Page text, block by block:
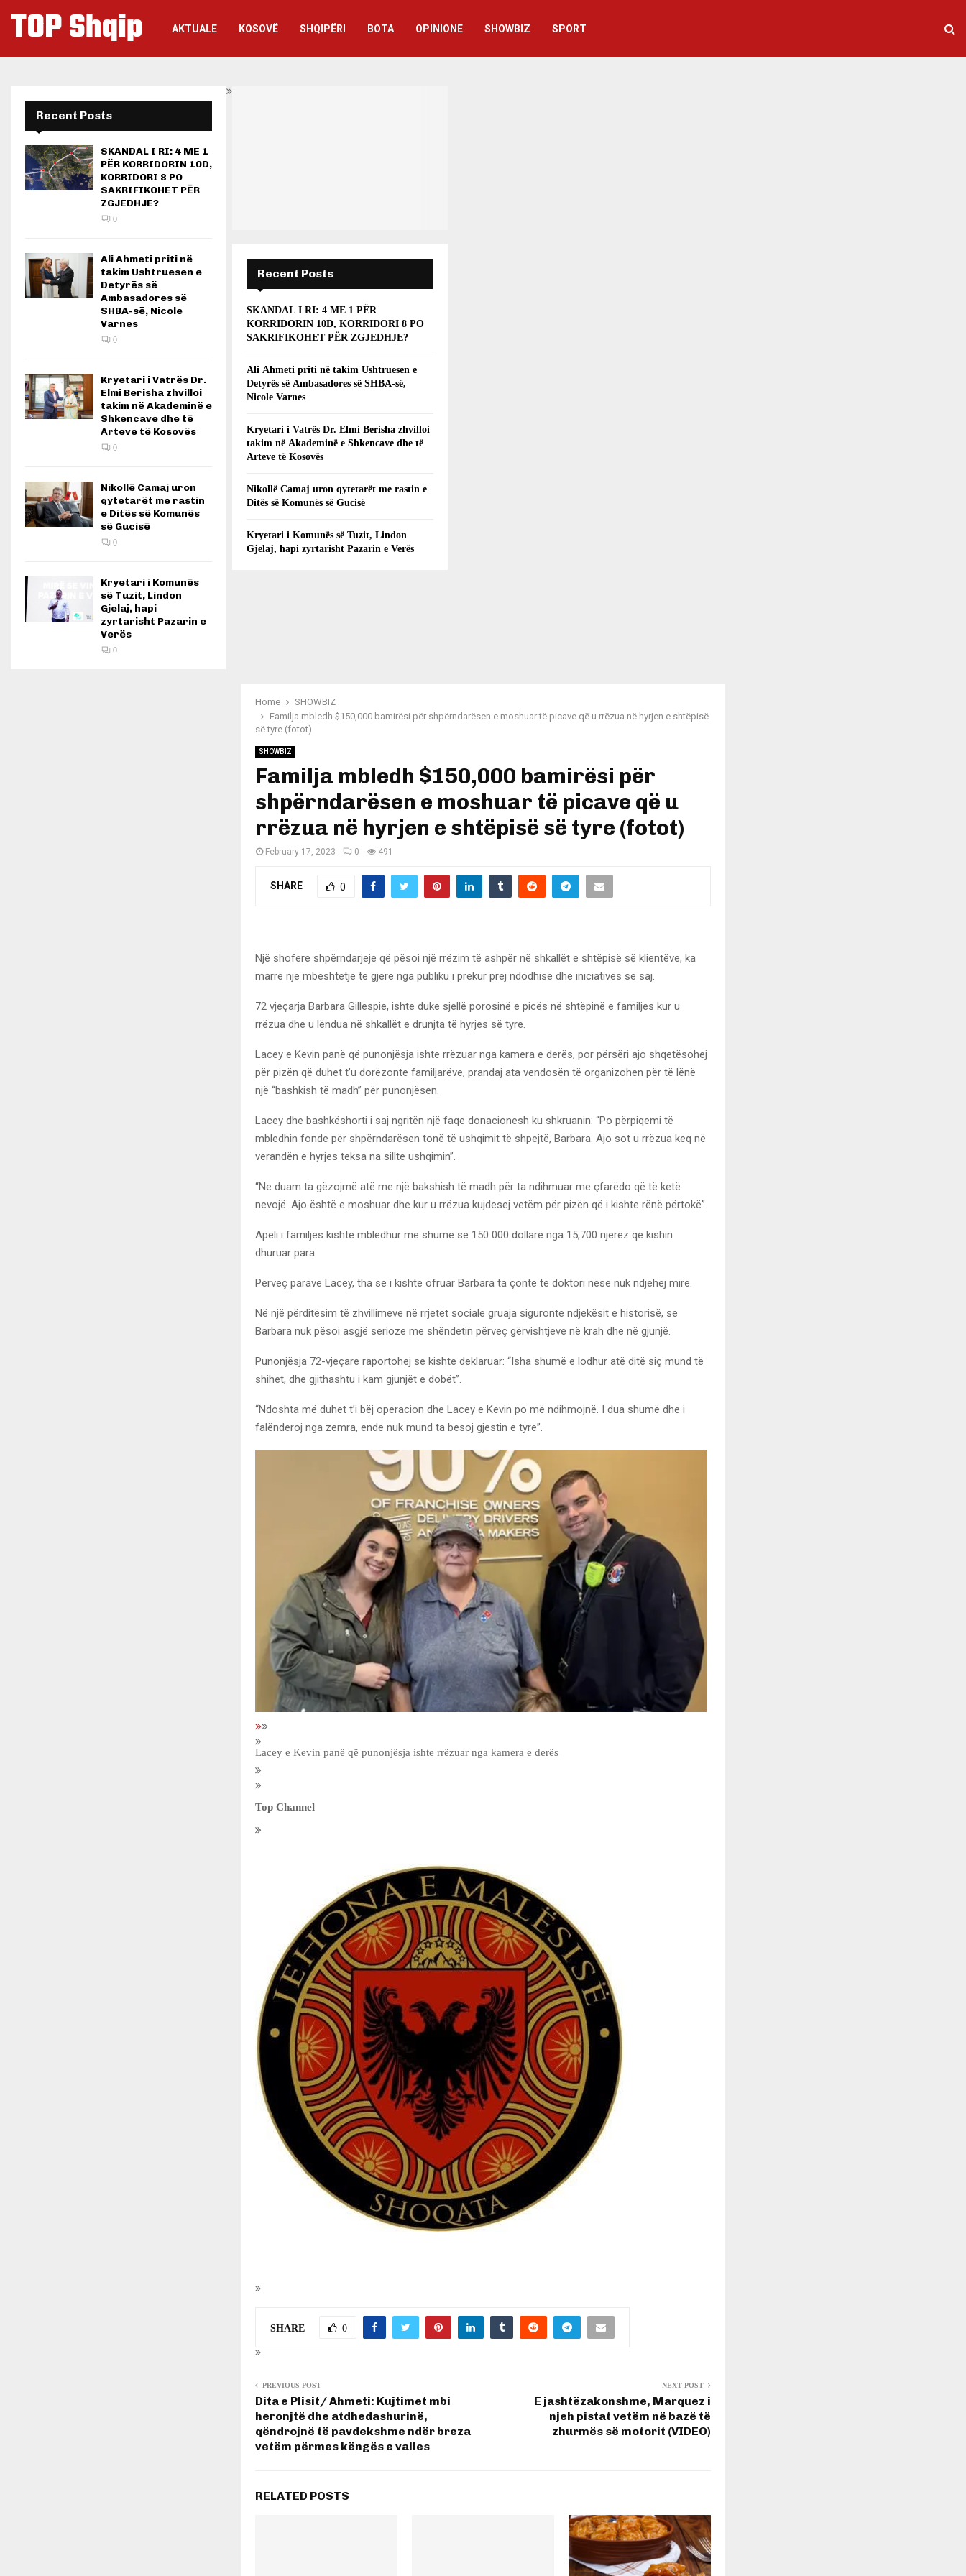
TOP Shqip AKTUALE KOSOVË SHQIPËRI BOTA OPINIONE SHOWBIZ SPORT
Home
SHOWBIZ
Familja mbledh $150,000 bamirësi për shpërndarësen e moshuar të picave që u rrëzua në hyrjen e shtëpisë
së tyre (fotot)
SHOWBIZ
Familja mbledh $150,000 bamirësi për
shpërndarësen e moshuar të picave që u
rrëzua në hyrjen e shtëpisë së tyre (fotot)
February 17, 2023 0 491
SHARE 0
Një shofere shpërndarjeje që pësoi një rrëzim të ashpër në shkallët e shtëpisë së klientëve, ka
marrë një mbështetje të gjerë nga publiku i prekur prej ndodhisë dhe iniciativës së saj.
72 vjeçarja Barbara Gillespie, ishte duke sjellë porosinë e picës në shtëpinë e familjes kur u
rrëzua dhe u lëndua në shkallët e drunjta të hyrjes së tyre.
Lacey e Kevin panë që punonjësja ishte rrëzuar nga kamera e derës, por përsëri ajo shqetësohej
për pizën që duhet t’u dorëzonte familjarëve, prandaj ata vendosën të organizohen për të lënë
një “bashkish të madh” për punonjësen.
Lacey dhe bashkëshorti i saj ngritën një faqe donacionesh ku shkruanin: “Po përpiqemi të
mbledhin fonde për shpërndarësen tonë të ushqimit të shpejtë, Barbara. Ajo sot u rrëzua keq në
verandën e hyrjes teksa na sillte ushqimin”.
“Ne duam ta gëzojmë atë me një bakshish të madh për ta ndihmuar me çfarëdo që të ketë
nevojë. Ajo është e moshuar dhe kur u rrëzua kujdesej vetëm për pizën që i kishte rënë përtokë”.
Apeli i familjes kishte mbledhur më shumë se 150 000 dollarë nga 15,700 njerëz që kishin
dhuruar para.
Përveç parave Lacey, tha se i kishte ofruar Barbara ta çonte te doktori nëse nuk ndjehej mirë.
Në një përditësim të zhvillimeve në rrjetet sociale gruaja siguronte ndjekësit e historisë, se
Barbara nuk pësoi asgjë serioze me shëndetin përveç gërvishtjeve në krah dhe në gjunjë.
Punonjësja 72-vjeçare raportohej se kishte deklaruar: “Isha shumë e lodhur atë ditë siç mund të
shihet, dhe gjithashtu i kam gjunjët e dobët”.
“Ndoshta më duhet t’i bëj operacion dhe Lacey e Kevin po më ndihmojnë. I dua shumë dhe i
falënderoj nga zemra, ende nuk mund ta besoj gjestin e tyre”.
Lacey e Kevin panë që punonjësja ishte rrëzuar nga kamera e derës
Top Channel
SHARE 0
PREVIOUS POST
Dita e Plisit/ Ahmeti: Kujtimet mbi
heronjtë dhe atdhedashurinë,
qëndrojnë të pavdekshme ndër breza
vetëm përmes këngës e valles
NEXT POST
E jashtëzakonshme, Marquez i
njeh pistat vetëm në bazë të
zhurmës së motorit (VIDEO)
RELATED POSTS
Recent Posts
SKANDAL I RI: 4 ME 1
PËR KORRIDORIN 10D,
KORRIDORI 8 PO
SAKRIFIKOHET PËR
ZGJEDHJE?
0
Ali Ahmeti priti në
takim Ushtruesen e
Detyrës së
Ambasadores së
SHBA-së, Nicole
Varnes
0
Kryetari i Vatrës Dr.
Elmi Berisha zhvilloi
takim në Akademinë e
Shkencave dhe të
Arteve të Kosovës
0
Nikollë Camaj uron
qytetarët me rastin
e Ditës së Komunës
së Gucisë
0
Kryetari i Komunës
së Tuzit, Lindon
Gjelaj, hapi
zyrtarisht Pazarin e
Verës
0
Recent Posts
SKANDAL I RI: 4 ME 1 PËR
KORRIDORIN 10D, KORRIDORI 8 PO
SAKRIFIKOHET PËR ZGJEDHJE?
Ali Ahmeti priti në takim Ushtruesen e
Detyrës së Ambasadores së SHBA-së,
Nicole Varnes
Kryetari i Vatrës Dr. Elmi Berisha zhvilloi
takim në Akademinë e Shkencave dhe të
Arteve të Kosovës
Nikollë Camaj uron qytetarët me rastin e
Ditës së Komunës së Gucisë
Kryetari i Komunës së Tuzit, Lindon
Gjelaj, hapi zyrtarisht Pazarin e Verës